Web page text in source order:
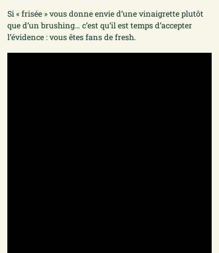
Si « frisée » vous donne envie d’une vinaigrette plutôt
que d’un brushing… c’est qu’il est temps d’accepter
l’évidence : vous êtes fans de fresh.